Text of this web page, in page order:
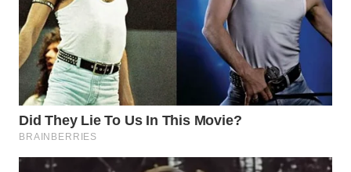
KARAWANG
WN
BEKASI
WN
BOGOR
WN